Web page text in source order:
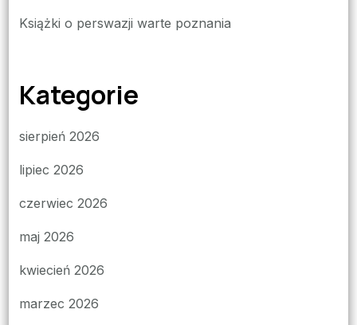
Książki o perswazji warte poznania
Kategorie
sierpień 2026
lipiec 2026
czerwiec 2026
maj 2026
kwiecień 2026
marzec 2026